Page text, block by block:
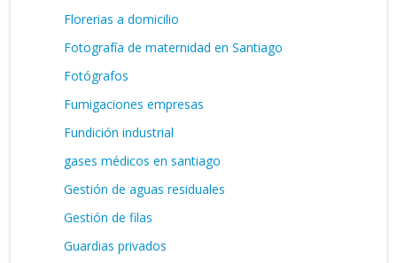
Florerias a domicilio
Fotografía de maternidad en Santiago
Fotógrafos
Fumigaciones empresas
Fundición industrial
gases médicos en santiago
Gestión de aguas residuales
Gestión de filas
Guardias privados